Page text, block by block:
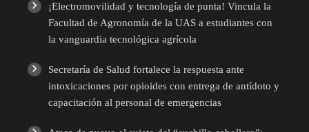
¡Electromovilidad y tecnología de punta! Vincula la
Facultad de Agronomía de la UAS a estudiantes con
la vanguardia tecnológica agrícola
Secretaría de Salud fortalece la respuesta ante
intoxicaciones por opioides con entrega de antídoto y
capacitación al personal de emergencias